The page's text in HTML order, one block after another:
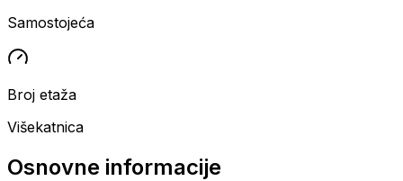
Samostojeća
Broj etaža
Višekatnica
Osnovne informacije